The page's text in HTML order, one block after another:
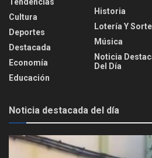
Cultura
Deportes
Destacada
Economía
Educación
Historia
Lotería Y
Música
Noticia
Del Día
Noticia destacada del día